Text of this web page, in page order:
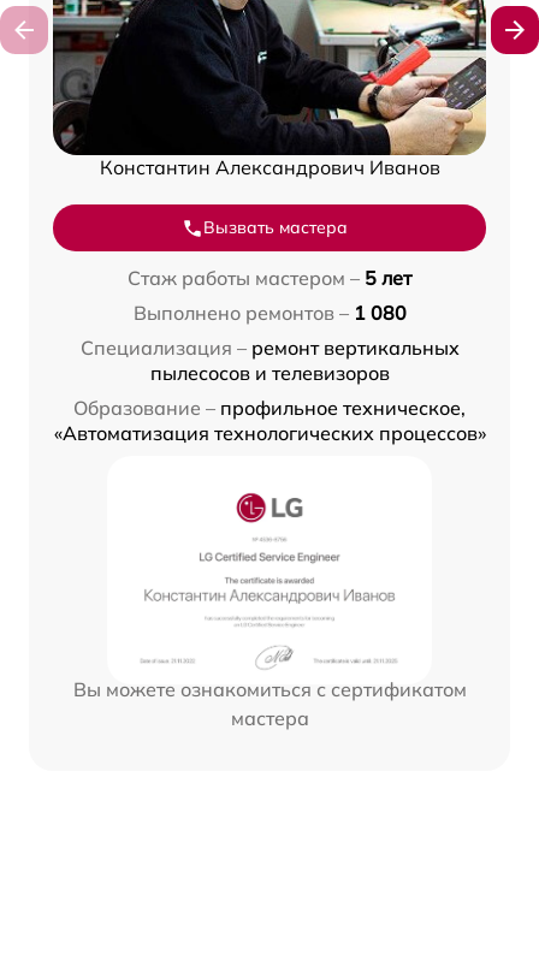
Константин Александрович Иванов
Вызвать мастера
Стаж работы мастером – 5 лет
Выполнено ремонтов – 1 080
Специализация – ремонт вертикальных
пылесосов и телевизоров
Образование – профильное техническое,
«Автоматизация технологических процессов»
Вы можете ознакомиться с сертификатом
мастера